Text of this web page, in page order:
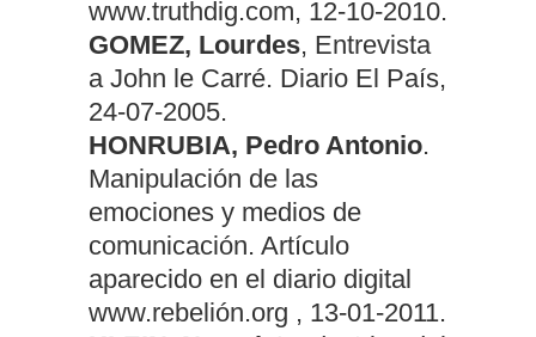
www.truthdig.com, 12-10-2010.
GOMEZ, Lourdes, Entrevista
a John le Carré. Diario El País,
24-07-2005.
HONRUBIA, Pedro Antonio.
Manipulación de las
emociones y medios de
comunicación. Artículo
aparecido en el diario digital
www.rebelión.org , 13-01-2011.